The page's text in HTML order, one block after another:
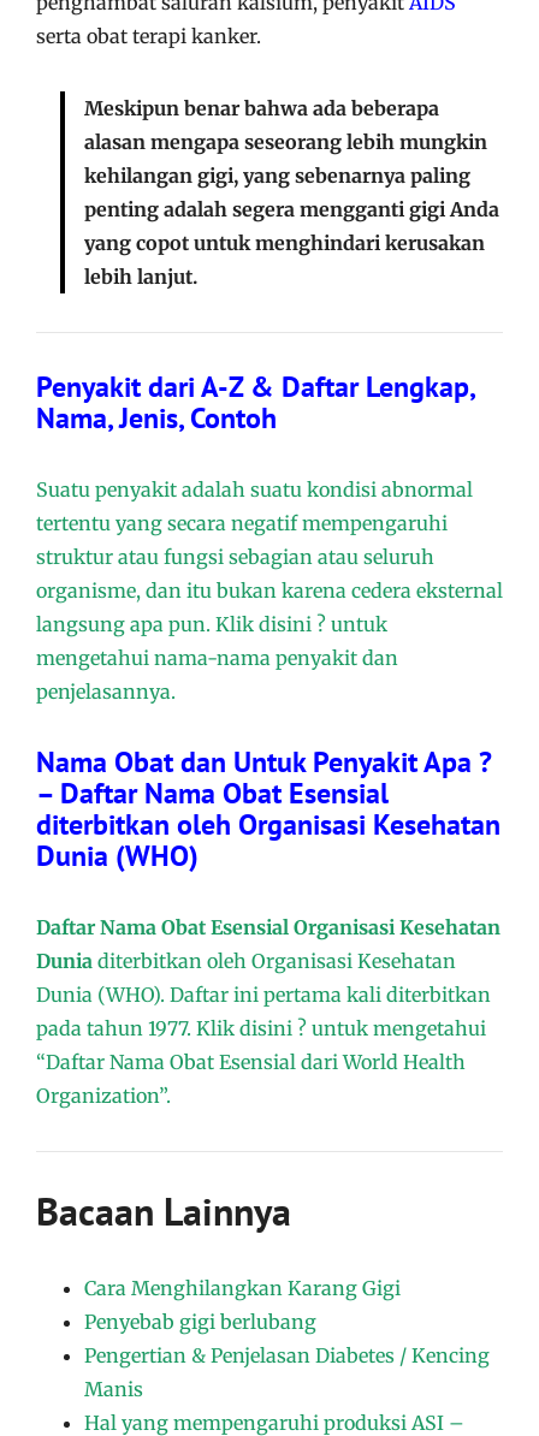
serta obat terapi kanker.
Meskipun benar bahwa ada beberapa
alasan mengapa seseorang lebih mungkin
kehilangan gigi, yang sebenarnya paling
penting adalah segera mengganti gigi Anda
yang copot untuk menghindari kerusakan
lebih lanjut.
Penyakit dari A-Z & Daftar Lengkap,
Nama, Jenis, Contoh
Suatu penyakit adalah suatu kondisi abnormal
tertentu yang secara negatif mempengaruhi
struktur atau fungsi sebagian atau seluruh
organisme, dan itu bukan karena cedera eksternal
langsung apa pun. Klik disini ? untuk
mengetahui nama-nama penyakit dan
penjelasannya.
Nama Obat dan Untuk Penyakit Apa ?
– Daftar Nama Obat Esensial
diterbitkan oleh Organisasi Kesehatan
Dunia (WHO)
Daftar Nama Obat Esensial Organisasi Kesehatan
Dunia diterbitkan oleh Organisasi Kesehatan
Dunia (WHO). Daftar ini pertama kali diterbitkan
pada tahun 1977. Klik disini ? untuk mengetahui
“Daftar Nama Obat Esensial dari World Health
Organization”.
Bacaan Lainnya
Cara Menghilangkan Karang Gigi
Penyebab gigi berlubang
Pengertian & Penjelasan Diabetes / Kencing
Manis
Hal yang mempengaruhi produksi ASI –